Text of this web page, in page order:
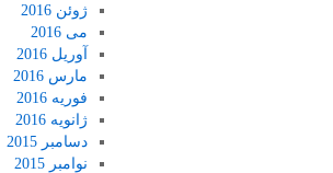
ژوئن 2016
می 2016
آوریل 2016
مارس 2016
فوریه 2016
ژانویه 2016
دسامبر 2015
نوامبر 2015